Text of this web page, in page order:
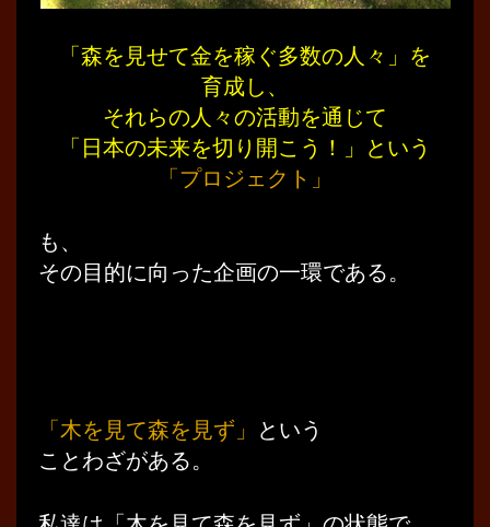
「森を見せて金を稼ぐ多数の人々」を
育成し、
それらの人々の活動を通じて
「日本の未来を切り開こう！」という
「プロジェクト」
も、
その目的に向った企画の一環である。
「木を見て森を見ず」
という
ことわざがある。